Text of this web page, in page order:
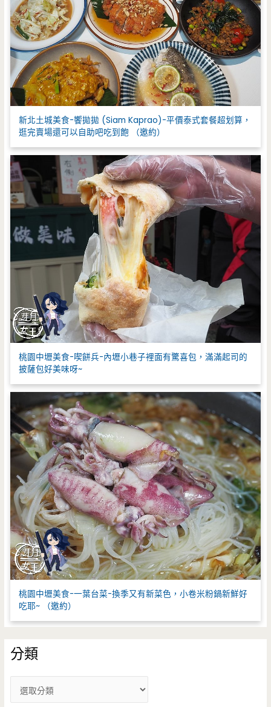
新北土城美食-饗拋拋 (Siam Kaprao)-平價泰式套餐超划算，
逛完賣場還可以自助吧吃到飽 （邀約）
桃園中壢美食-喫餅兵-內壢小巷子裡面有驚喜包，滿滿起司的
披薩包好美味呀~
桃園中壢美食-一葉台菜-換季又有新菜色，小卷米粉鍋新鮮好
吃耶~ （邀約）
分類
類